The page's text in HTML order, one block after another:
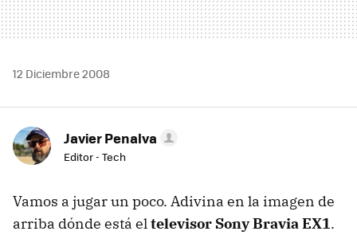
12 Diciembre 2008
Javier Penalva
Editor - Tech
Vamos a jugar un poco. Adivina en la imagen de
arriba dónde está eltelevisor Sony Bravia EX1.